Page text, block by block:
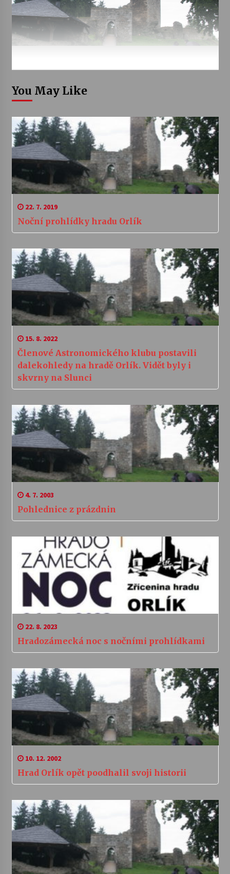
You May Like
22. 7. 2019
Noční prohlídky hradu Orlík
15. 8. 2022
Členové Astronomického klubu postavili
dalekohledy na hradě Orlík. Vidět byly i
skvrny na Slunci
4. 7. 2003
Pohlednice z prázdnin
22. 8. 2023
Hradozámecká noc s nočními prohlídkami
10. 12. 2002
Hrad Orlík opět poodhalil svoji historii